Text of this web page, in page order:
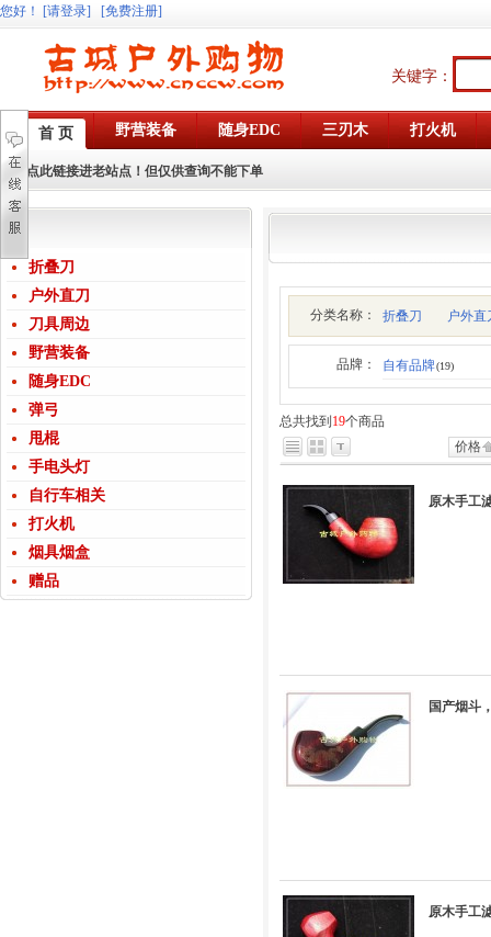
您好 ！ [请登录] [免费注册]
关键字：
首 页 野营装备 随身EDC 三刃木 打火机
点此链接进老站点！但仅供查询不能下单
折叠刀
户外直刀
刀具周边
野营装备
随身EDC
弹弓
甩棍
手电头灯
自行车相关
打火机
烟具烟盒
赠品
分类名称： 折叠刀 户外直
品牌： 自有品牌(19)
总共找到 19个商品
价格
原木手工
国产烟斗
原木手工